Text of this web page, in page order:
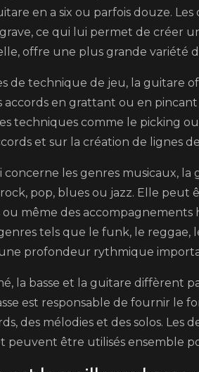
en a six ou parfois douze.
ce qui lui permet de créer
offre une plus grande variété
de technique de jeu, la guitare
accords en grattant ou en
techniques comme le picking
et sur la création de lignes
concerne les genres musicaux,
pop, blues ou jazz. Elle peut
même des accompagnements
tels que le funk, le
profondeur rythmique
la basse et la guitare diffèrent
est responsable de fournir
des mélodies et des solos.
peuvent être utilisés ensemble